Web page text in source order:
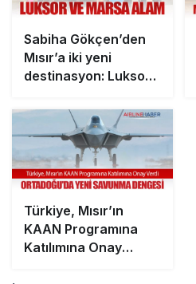
Sabiha Gökçen’den
Mısır’a iki yeni
destinasyon: Luksor
Türkiye, Mısır’ın
KAAN Programına
Katılımına Onay